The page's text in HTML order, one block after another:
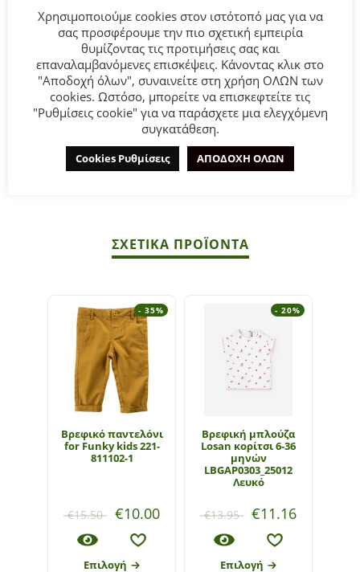
Βρεφική μπλούζα LOSAN για κορίτσι από 3 έως 24 μηνών
σε εκρού χρώμα με allover τύπωμα.
Σύνθεση:95% Βαμβάκι 5% Ελαστ.
ΣΥΜΒΟΥΛΕΣ
ΣΧΕΤΙΚΆ ΠΡΟΪΌΝΤΑ
- 35%
Βρεφικό παντελόνι
for Funky kids 221-
811102-1
€15.50 €10.00
Επιλογή
- 20%
Βρεφική μπλούζα
Losan κορίτσι 6-36
μηνών
LBGAP0303_25012
Λευκό
€13.95 €11.16
Επιλογή
Χρησιμοποιούμε cookies στον ιστότοπό μας για να
σας προσφέρουμε την πιο σχετική εμπειρία
θυμίζοντας τις προτιμήσεις σας και
επαναλαμβανόμενες επισκέψεις. Κάνοντας κλικ στο
"Αποδοχή όλων", συναινείτε στη χρήση ΟΛΩΝ των
cookies. Ωστόσο, μπορείτε να επισκεφτείτε τις
"Ρυθμίσεις cookie" για να παράσχετε μια ελεγχόμενη
συγκατάθεση.
Cookies Ρυθμίσεις ΑΠΟΔΟΧΗ ΟΛΩΝ